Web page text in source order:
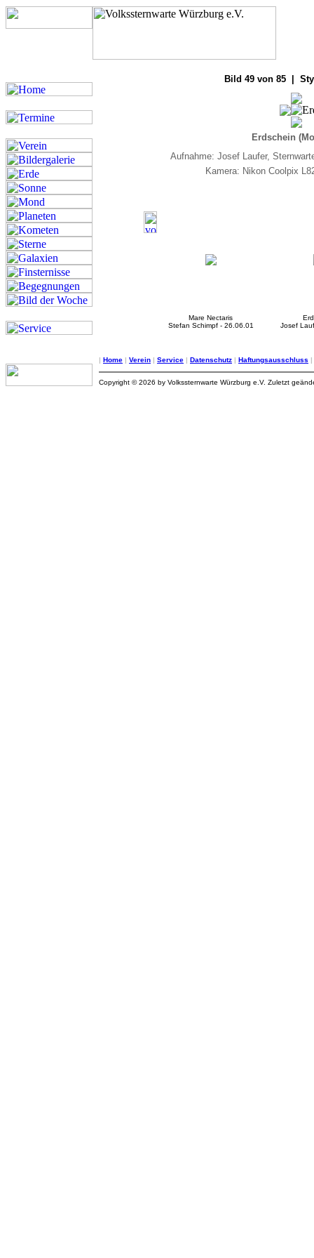
Bild 49 von 85 |
Erdschein
Aufnahme: Josef Laufer,
Kamera: Nikon Coolpix
Mare Nectaris
Stefan Schimpf - 26.06.01
Josef
| Home | Verein | Service | Datenschutz | Haftungsausschluss |
Copyright © 2026 by Volkssternwarte Würzburg e.V. Zuletzt